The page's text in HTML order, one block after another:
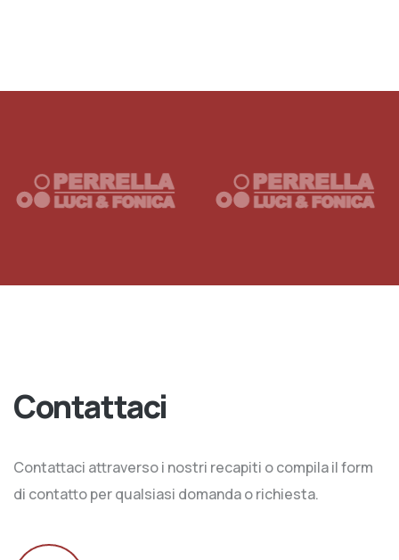
Contattaci
Contattaci attraverso i nostri recapiti o compila il form
di contatto per qualsiasi domanda o richiesta.